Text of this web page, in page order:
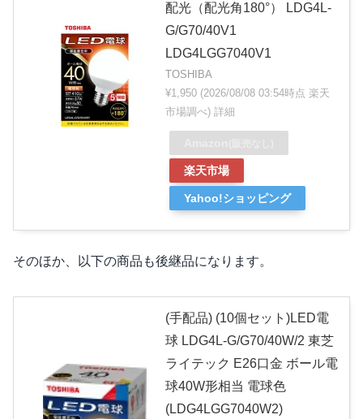
配光（配光角180°） LDG4L-
G/G70/40V1
LDG4LGG7040V1
TOSHIBA
¥1,950 (2026/08/08 03:54時点 楽天
市場調べ) 詳細
楽天市場
Yahoo!ショッピング
そのほか、以下の商品も後継品になります。
(手配品) (10個セット)LED電
球 LDG4L-G/G70/40W/2 東芝
ライテック E26口金 ボール電
球40W形相当 電球色
(LDG4LGG7040W2)